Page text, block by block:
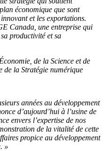
économique que sont
et les exportations.
Canada, une entreprise qui
productivité et sa
de la Science et de
de la Stratégie numérique
années au développement
d’aujourd’hui à l’usine de
envers l’expertise de nos
de la vitalité de cette
propice au développement
»